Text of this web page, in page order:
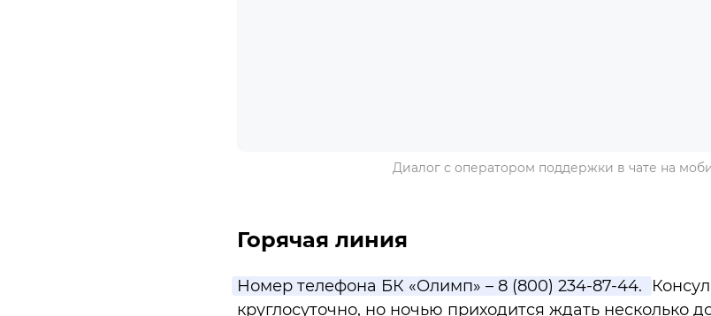
Диалог с оператором поддержки в чате на
Горячая линия
Номер телефона БК «Олимп» – 8 (800) 234-87-44.
круглосуточно, но ночью приходится ждать несколько